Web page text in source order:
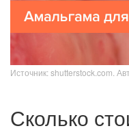
Источник: shutterstock.com.
Сколько